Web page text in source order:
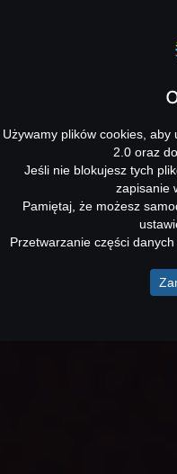
Używamy plików cookies, aby
2.0 oraz
Jeśli nie blokujesz tych
zapisanie
Pamiętaj, że możesz
Przetwarzanie części